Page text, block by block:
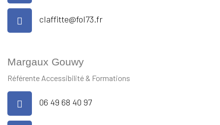
claffitte@fol73.fr
Margaux Gouwy
Référente Accessibilité & Formations
06 49 68 40 97